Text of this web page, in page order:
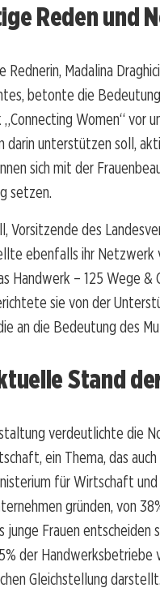
Reden und
Rednerin, Madalina
betonte die
Women“ vor
darin unterstützen soll,
sich mit der
setzen.
Vorsitzende des
ebenfalls ihr Netzwerk
Handwerk – 125 Wege &
sie von der
an die Bedeutung des
Stand
verdeutlichte die
ein Thema, das
für Wirtschaft
gründen, von
junge Frauen entscheiden
der Handwerksbetriebe
Gleichstellung darstellt.